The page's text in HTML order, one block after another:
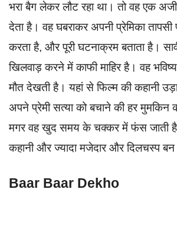
भरा बैग लेकर लौट रहा था। तो वह एक
देता है। वह घबराकर अपनी प्रेमिका तापसी
करता है, और पूरी घटनाक्रम बताता है।
खिलवाड़ करने में काफी माहिर है। वह
मौत देखती है। यहां से फिल्म की कहानी
अपने प्रेमी सत्या को बचाने की हर मुमकिन
मगर वह खुद समय के चक्कर में फंस जाती
कहानी और ज्यादा मजेदार और दिलचस्प बन
Baar Baar Dekho